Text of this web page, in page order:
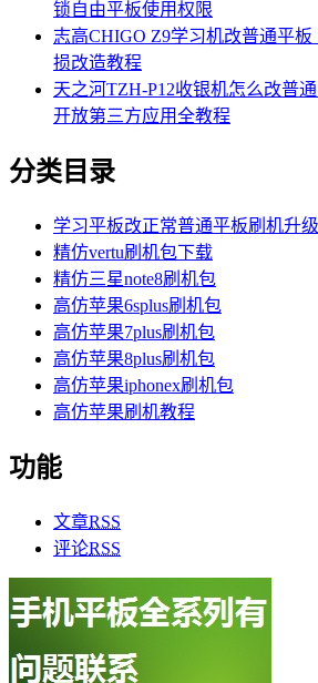
锁自由平板使用权限
志高CHIGO Z9学习机改普通平
损改造教程
天之河TZH-P12收银机怎么改普
开放第三方应用全教程
分类目录
学习平板改正常普通平板刷机升
精仿vertu刷机包下载
精仿三星note8刷机包
高仿苹果6splus刷机包
高仿苹果7plus刷机包
高仿苹果8plus刷机包
高仿苹果iphonex刷机包
高仿苹果刷机教程
功能
文章RSS
评论RSS